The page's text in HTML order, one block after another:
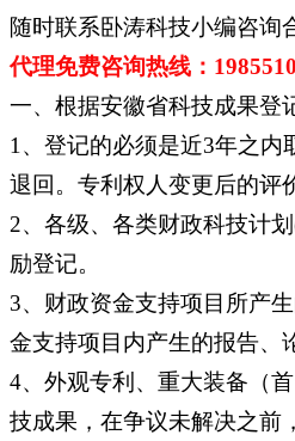
随时联系卧涛科技小编咨询
代理免费咨询热线：
一、根据安徽省科技成果登
1、登记的必须是近3年之内
退回。专利权人变更后的评
2、各级、各类财政科技计
励登记。
3、财政资金支持项目所产
金支持项目内产生的报告、
4、外观专利、重大装备（
技成果，在争议未解决之前